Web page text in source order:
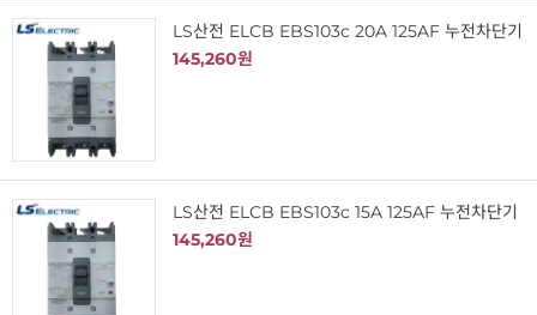
LS산전 ELCB EBS103c 20A 125AF 누전차단기
145,260원
LS산전 ELCB EBS103c 15A 125AF 누전차단기
145,260원